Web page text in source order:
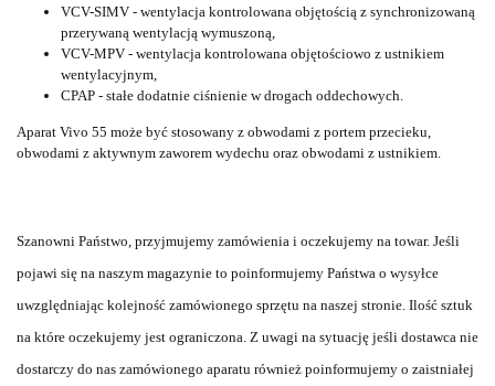
VCV-SIMV - wentylacja kontrolowana objętością z synchronizowaną
przerywaną wentylacją wymuszoną,
VCV-MPV - wentylacja kontrolowana objętościowo z ustnikiem
wentylacyjnym,
CPAP - stałe dodatnie ciśnienie w drogach oddechowych.
Aparat Vivo 55 może być stosowany z obwodami z portem przecieku,
obwodami z aktywnym zaworem wydechu oraz obwodami z ustnikiem.
Szanowni Państwo, przyjmujemy zamówienia i oczekujemy na towar. Jeśli
pojawi się na naszym magazynie to poinformujemy Państwa o wysyłce
uwzględniając kolejność zamówionego sprzętu na naszej stronie. Ilość sztuk
na które oczekujemy jest ograniczona. Z uwagi na sytuację jeśli dostawca nie
dostarczy do nas zamówionego aparatu również poinformujemy o zaistniałej